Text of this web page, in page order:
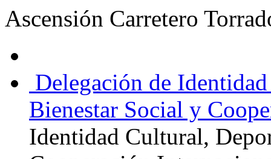
Ascensión Carretero
Delegación de
Bienestar Social y
Identidad Cultural,